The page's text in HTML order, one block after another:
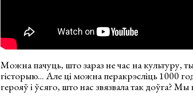
Можна пачуць, што зараз не час на культуру,
гісторыю... Але ці можна перакрэсліць 1000
герояў і ўсяго, што нас звязвала так доўга?